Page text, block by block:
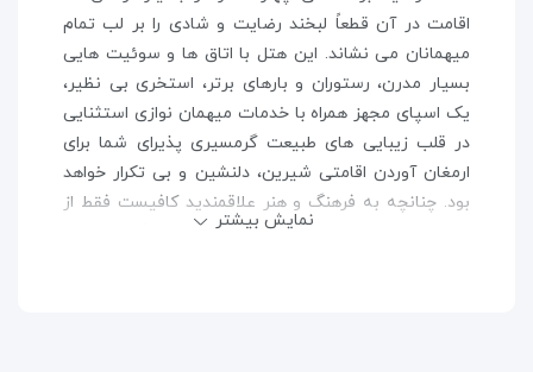
اقامت در آن قطعاً لبخند رضایت و شادی را بر لب تمام
میهمانان می نشاند. این هتل با اتاق ها و سوئیت هایی
بسیار مدرن، رستوران و بارهای برتر، استخری بی نظیر،
یک اسپای مجهز همراه با خدمات میهمان نوازی استثنایی
در قلب زیبایی های طبیعت گرمسیری پذیرای شما برای
ارمغان آوردن اقامتی شیرین، دلنشین و بی تکرار خواهد
بود. چنانچه به فرهنگ و هنر علاقمندید کافیست فقط از
هتل خارج شوید تا به منطقه پرهیاهوی پاتونگ محل قرار
نمایش بیشتر